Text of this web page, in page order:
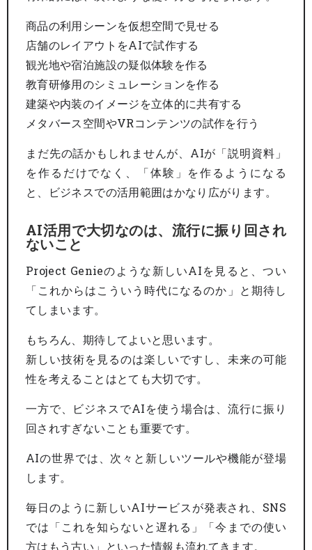
商品の利用シーンを仮想空間で見せる
店舗のレイアウトをAIで試作する
観光地や宿泊施設の疑似体験を作る
教育研修用のシミュレーションを作る
建築や内装のイメージを立体的に共有する
メタバース空間やVRコンテンツの試作を行う
まだ先の話かもしれませんが、AIが「説明資料」
を作るだけでなく、「体験」を作るようになる
と、ビジネスでの活用範囲はかなり広がります。
AI活用で大切なのは、流行に振り回され
ないこと
Project Genieのような新しいAIを見ると、つい
「これからはこういう時代になるのか」と期待し
てしまいます。
もちろん、期待してよいと思います。
新しい技術を見るのは楽しいですし、未来の可能
性を考えることはとても大切です。
一方で、ビジネスでAIを使う場合は、流行に振り
回されすぎないことも重要です。
AIの世界では、次々と新しいツールや機能が登場
します。
毎日のように新しいAIサービスが発表され、SNS
では「これを知らないと遅れる」「今までの使い
方はもう古い」といった情報も流れてきます。